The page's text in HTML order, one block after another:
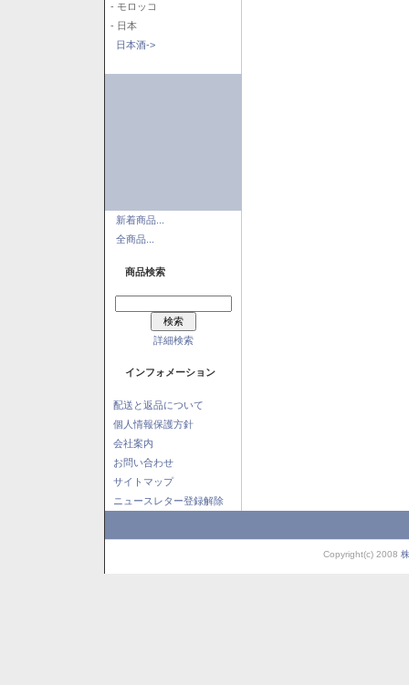
- モロッコ
- 日本
日本酒->
新着商品...
全商品...
商品検索
詳細検索
インフォメーション
配送と返品について
個人情報保護方針
会社案内
お問い合わせ
サイトマップ
ニュースレター登録解除
Copyright(c) 2008